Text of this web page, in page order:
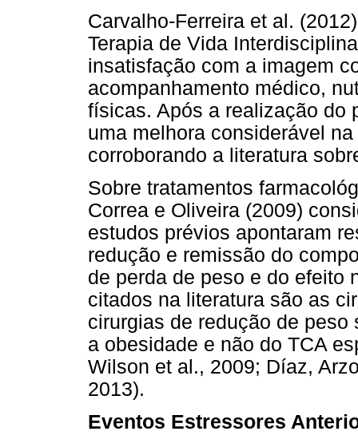
Carvalho-Ferreira et al.
Terapia de Vida
insatisfação com a imagem
acompanhamento médico,
físicas. Após a realização do
uma melhora considerável
corroborando a literatura
Sobre tratamentos
Correa e Oliveira (2009)
estudos prévios apontaram
redução e remissão do
de perda de peso e do efeito
citados na literatura são as
cirurgias de redução de
a obesidade e não do TCA
Wilson et al., 2009; Díaz,
2013).
Eventos Estressores